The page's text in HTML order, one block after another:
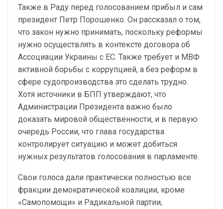
Также в Раду перед голосованием прибыл и сам
президент Петр Порошенко. Он рассказал о том,
что закон нужно принимать, поскольку реформы
нужно осуществлять в контексте договора об
Ассоциации Украины с ЕС. Также требует и МВФ
активной борьбы с коррупцией, а без реформ в
сфере судопроизводства это сделать трудно.
Хотя источники в БПП утверждают, что
Администрации Президента важно было
доказать мировой общественности, и в первую
очередь России, что глава государства
контролирует ситуацию и может добиться
нужных результатов голосования в парламенте.
Свои голоса дали практически полностью все
фракции демократической коалиции, кроме
«Самопомощи» и Радикальной партии,